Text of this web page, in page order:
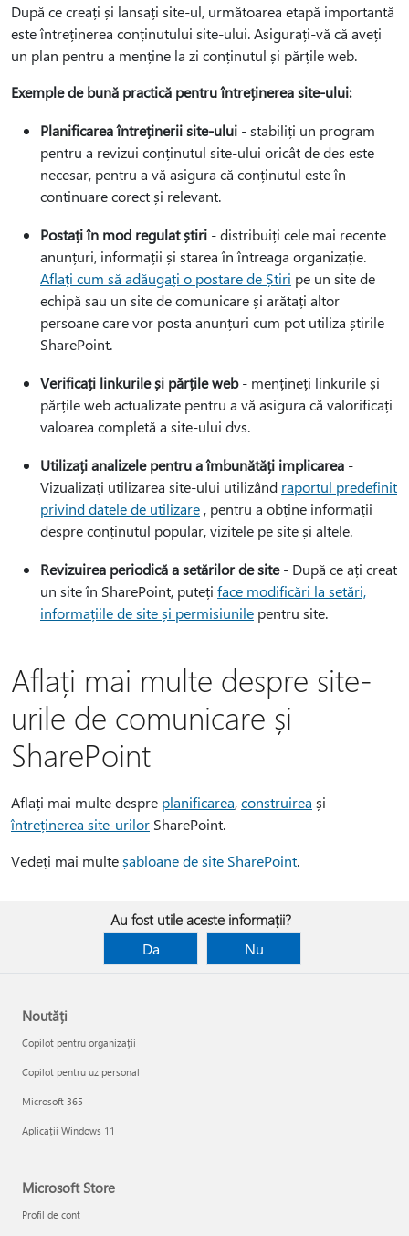
După ce creați și lansați site-ul, următoarea etapă importantă
este întreținerea conținutului site-ului. Asigurați-vă că aveți
un plan pentru a menține la zi conținutul și părțile web.
Exemple de bună practică pentru întreținerea site-ului:
Planificarea întreținerii site-ului - stabiliți un program
pentru a revizui conținutul site-ului oricât de des este
necesar, pentru a vă asigura că conținutul este în
continuare corect și relevant.
Postați în mod regulat știri - distribuiți cele mai recente
anunțuri, informații și starea în întreaga organizație.
Aflați cum să adăugați o postare de Știri pe un site de
echipă sau un site de comunicare și arătați altor
persoane care vor posta anunțuri cum pot utiliza știrile
SharePoint.
Verificați linkurile și părțile web- mențineți linkurile și
părțile web actualizate pentru a vă asigura că valorificați
valoarea completă a site-ului dvs.
Utilizați analizele pentru a îmbunătăți implicarea -
Vizualizați utilizarea site-ului utilizând raportul predefinit
privind datele de utilizare, pentru a obține informații
despre conținutul popular, vizitele pe site și altele.
Revizuirea periodică a setărilor de site- După ce ați creat
un site în SharePoint, puteți face modificări la setări,
informațiile de site și permisiunile pentru site.
Aflați mai multe despre site-
urile de comunicare și
SharePoint
Aflați mai multe despre planificarea,construirea și
întreținerea site-urilor SharePoint.
Vedeți mai multeșabloane de site SharePoint.
Au fost utile aceste informații?
Da
Nu
Noutăți
Copilot pentru organizații
Copilot pentru uz personal
Microsoft 365
Aplicații Windows 11
Microsoft Store
Profil de cont